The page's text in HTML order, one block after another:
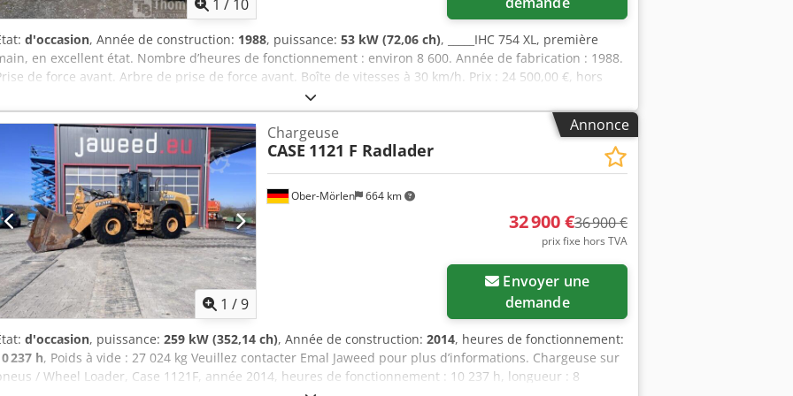
1 / 10
d'occasion, Année de construction: 1988, puissance: 53 kW (72,06 ch), _____IHC 754 XL, première
en excellent état. Nombre d’heures de fonctionnement : environ 8 600. Année de fabrication : 1988.
de force avant. Arbre de prise de force avant. Boîte de vitesses à 30 km/h. Prix : 24 500,00 €, hors
taxes. Lieu de stockage : aucun. Dedpozdmutofx Anxeck
Annonce
1 /9
Ober-Mörlen 664 km
Chargeuse
CASE 1121 F Radlader
32 900 €36 900 €
prix fixe hors TVA
demande
d'occasion, puissance: 259 kW (352,14 ch), Année de construction: 2014, heures de fonctionnement:
237 h, Poids à vide : 27 024 kg Veuillez contacter Emal Jaweed pour plus d’informations. Chargeuse sur
/ Wheel Loader, Case 1121F, année 2014, heures de fonctionnement : 10 237 h, longueur : 8